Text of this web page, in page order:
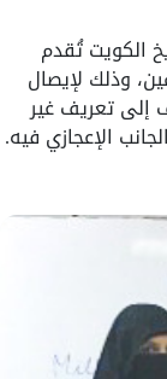
الكويت تُقدم
وذلك لإيصال
إلى تعريف غير
الإعجازي فيه.